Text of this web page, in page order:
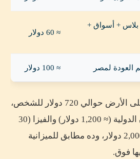
+ أسواق +
≈ 60 دولار
العودة لمصر ≈ 100 دولار
إجمالي الأيام السبعة على الأرض حوالي 720 دولار للشخص،
وبإضافة تذكرة الطيران الدولية (≈ 1,200 دولار) والفيزا (30
دولار) بنوصل لحوالي 2,000 دولار، وده مطابق للميزانية
فوق.